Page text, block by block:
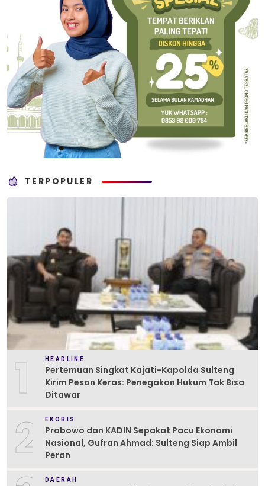
TERPOPULER
1 HEADLINE
Pertemuan Singkat Kajati-Kapolda Sulteng
Kirim Pesan Keras: Penegakan Hukum Tak Bisa
Ditawar
2 EKOBIS
Prabowo dan KADIN Sepakat Pacu Ekonomi
Nasional, Gufran Ahmad: Sulteng Siap Ambil
Peran
DAERAH